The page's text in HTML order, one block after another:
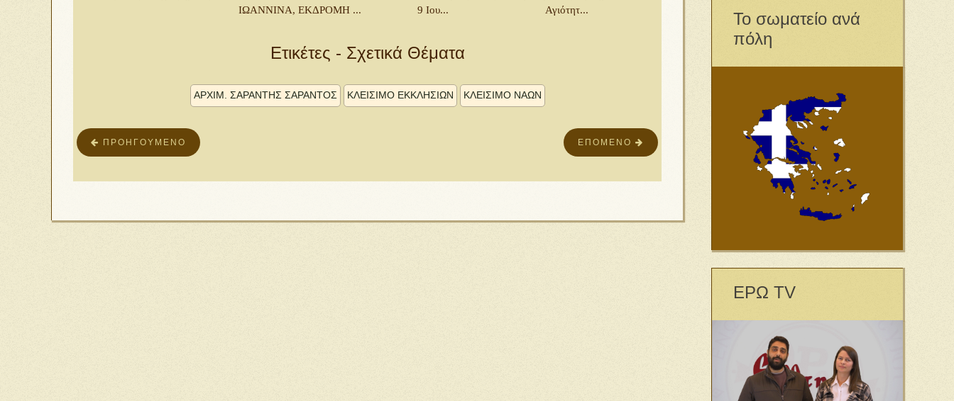
ΙΩΑΝΝΙΝΑ, ΕΚΔΡΟΜΗ ...
9 Ιου...
Αγιότητ...
Ετικέτες - Σχετικά Θέματα
ἈΡΧΙΜ. ΣΑΡΆΝΤΗΣ ΣΑΡΆΝΤΟΣ ΚΛΕΙΣΙΜΟ ΕΚΚΛΗΣΙΩΝ ΚΛΕΙΣΙΜΟ ΝΑΩΝ
ΕΠΌΜΕΝΟ
ΠΡΟΗΓΟΎΜΕΝΟ
Το σωματείο ανά
πόλη
ΕΡΩ TV